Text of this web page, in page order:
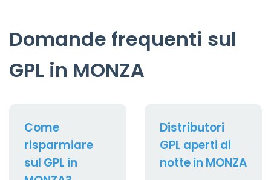
Domande frequenti sul
GPL in MONZA
Come
risparmiare
sul GPL in
Distributori
GPL aperti di
notte in MONZA